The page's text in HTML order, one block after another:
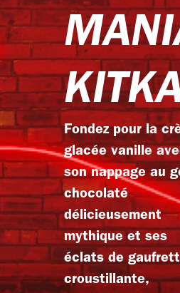
Fondez pour la
glacée vanille
son nappage au
chocolaté
délicieusement
mythique et ses
éclats de
croustillante,